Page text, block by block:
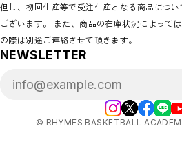
＃TEAMLEON｜松本健児リオン
CONTACT
但し、初回生産等で受注生産となる商品につ
ございます。 また、商品の在庫状況によって
の際は別途ご連絡させて頂きます。
NEWSLETTER
©︎ RHYMES BASKETBALL